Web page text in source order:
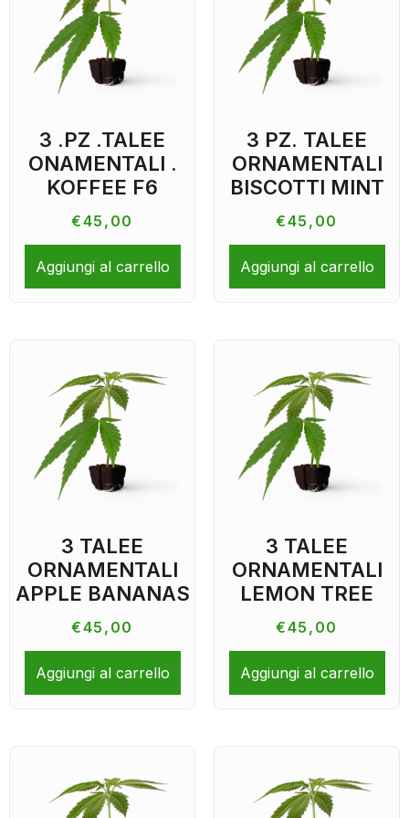
3 .PZ .TALEE
ONAMENTALI .
KOFFEE F6
€45,00
Aggiungi al carrello
3 PZ. TALEE
ORNAMENTALI
BISCOTTI MINT
€45,00
Aggiungi al carrello
3 TALEE
ORNAMENTALI
APPLE BANANAS
€45,00
Aggiungi al carrello
3 TALEE
ORNAMENTALI
LEMON TREE
€45,00
Aggiungi al carrello